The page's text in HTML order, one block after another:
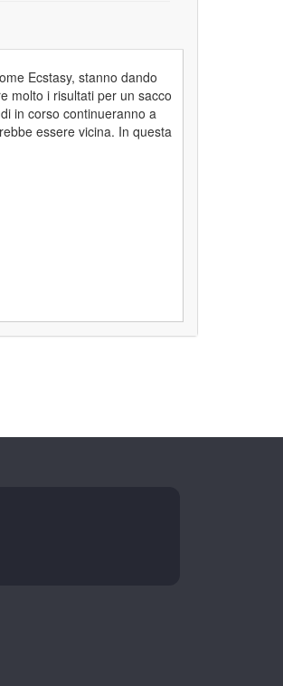
Ecstasy, stanno dando
molto i risultati per un sacco
in corso continueranno a
essere vicina. In questa